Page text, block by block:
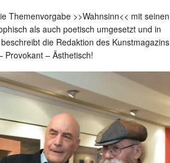
Themenvorgabe >>Wahnsinn<< mit seinen
als auch poetisch umgesetzt und in
die Redaktion des Kunstmagazins
Provokant – Ästhetisch!